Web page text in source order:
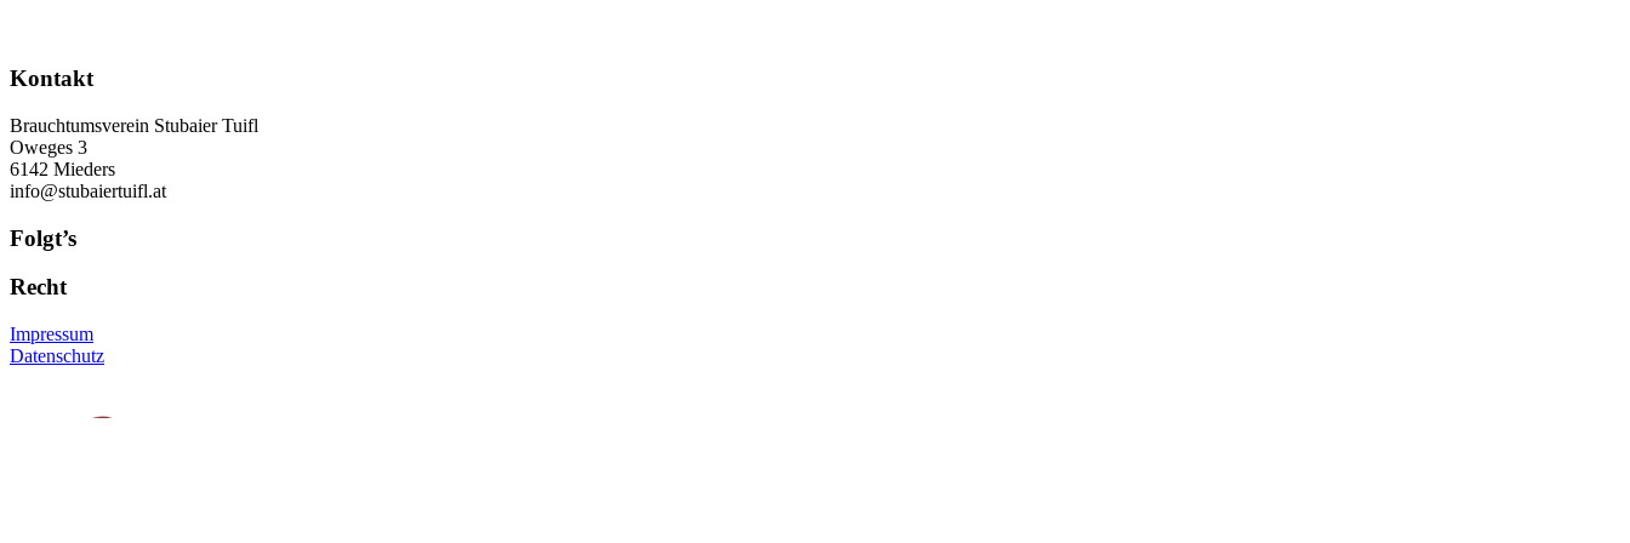
Kontakt
Brauchtumsverein Stubaier Tuifl
Oweges 3
6142 Mieders
info@stubaiertuifl.at
Folgt’s
Recht
Impressum
Datenschutz